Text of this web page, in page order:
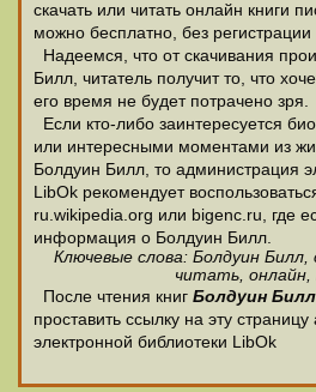
скачать или читать онлайн книги
можно бесплатно, без
Надеемся, что от скачивания
Билл, читатель получит то, что
его время не будет потрачено зря.
Если кто-либо заинтересуется
или интересными моментами из
Болдуин Билл, то администрация
LibOk рекомендует
ru.wikipedia.org или bigenc.ru, где
информация о Болдуин Билл.
Ключевые слова: Болдуин Билл,
читать, онлайн,
После чтения книг Болдуин Билл
проставить ссылку на эту
электронной библиотеки LibOk